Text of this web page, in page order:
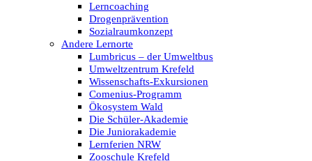
Lerncoaching
Drogenprävention
Sozialraumkonzept
Andere Lernorte
Lumbricus – der Umweltbus
Umweltzentrum Krefeld
Wissenschafts-Exkursionen
Comenius-Programm
Ökosystem Wald
Die Schüler-Akademie
Die Juniorakademie
Lernferien NRW
Zooschule Krefeld